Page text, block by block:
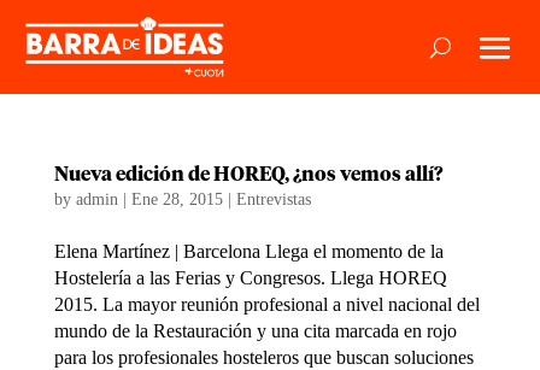
Nueva edición de HOREQ, ¿nos vemos allí?
by admin| Ene 28, 2015| Entrevistas
Elena Martínez | Barcelona Llega el momento de la
Hostelería a las Ferias y Congresos. Llega HOREQ
2015. La mayor reunión profesional a nivel nacional del
mundo de la Restauración y una cita marcada en rojo
para los profesionales hosteleros que buscan soluciones